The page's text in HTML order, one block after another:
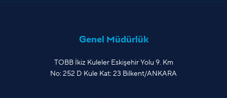
Genel Müdürlük
TOBB İkiz Kuleler Eskişehir Yolu 9. Km
No: 252 D Kule Kat: 23 Bilkent/ANKARA